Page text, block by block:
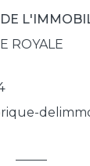
ROYALE